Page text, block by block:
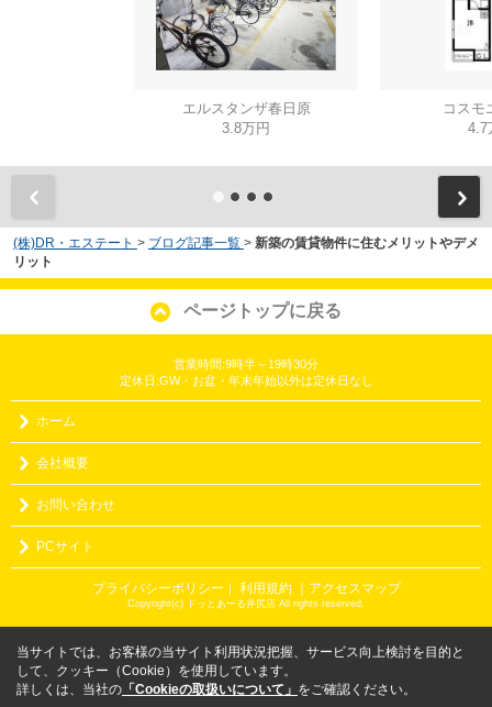
エルスタンザ春日原
3.8万円
コスモ
4.7
(株)DR・エステート > ブログ記事一覧 > 新築の賃貸物件に住むメリットやデメ
リット
ページトップに戻る
営業時間:9時半～19時30分
定休日:GW・お盆・年末年始以外は定休日なし
ホーム
会社概要
お問い合わせ
PCサイト
プライバシーポリシー ｜ 利用規約 ｜アクセスマップ
Copyright(c) ドッとあーる井尻店 All rights reserved.
当サイトでは、お客様の当サイト利用状況把握、サービス向上検討を目的と
して、クッキー（Cookie）を使用しています。
詳しくは、当社の 「Cookieの取扱いについて」 をご確認ください。